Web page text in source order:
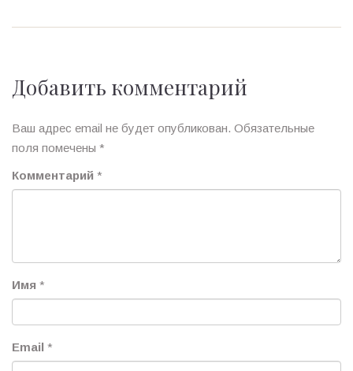
Добавить комментарий
Ваш адрес email не будет опубликован. Обязательные
поля помечены *
Комментарий *
Имя *
Email *